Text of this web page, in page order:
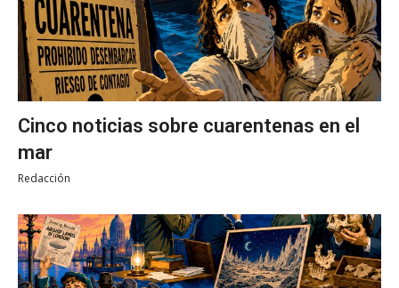
Cinco noticias sobre cuarentenas en el
mar
Redacción